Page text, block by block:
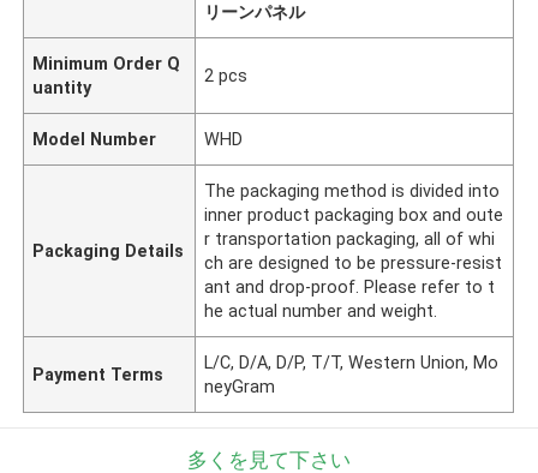
リーンパネル
Minimum Order Q
uantity
2 pcs
Model Number WHD
Packaging Details
The packaging method is divided into
inner product packaging box and oute
r transportation packaging, all of whi
ch are designed to be pressure-resist
ant and drop-proof. Please refer to t
he actual number and weight.
Payment Terms
L/C, D/A, D/P, T/T, Western Union, Mo
neyGram
多くを見て下さい